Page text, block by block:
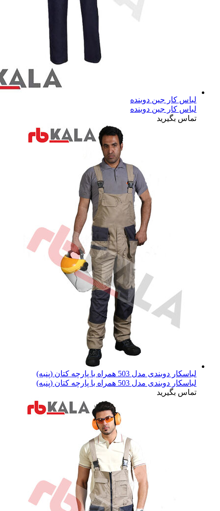
لباس کار جین دوبنده
لباس کار جین دوبنده
تماس بگیرید
لباسکار دوبندی مدل 503 همراه با پارچه کتان (پنبه)
لباسکار دوبندی مدل 503 همراه با پارچه کتان (پنبه)
تماس بگیرید